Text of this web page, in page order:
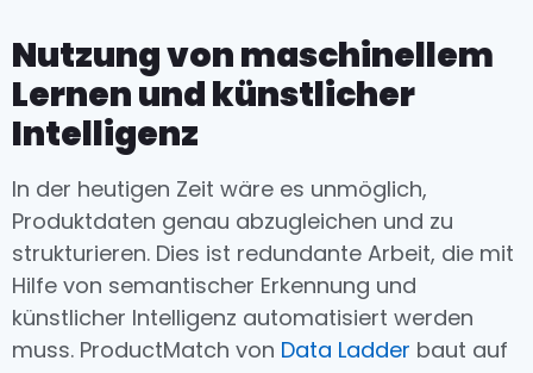
Nutzung von maschinellem
Lernen und künstlicher
Intelligenz
In der heutigen Zeit wäre es unmöglich,
Produktdaten genau abzugleichen und zu
strukturieren. Dies ist redundante Arbeit, die mit
Hilfe von semantischer Erkennung und
künstlicher Intelligenz automatisiert werden
muss. ProductMatch von Data Ladder baut auf